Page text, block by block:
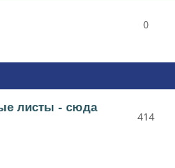
0
листы - сюда
414